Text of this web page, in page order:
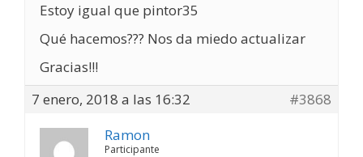
Estoy igual que pintor35
Qué hacemos??? Nos da miedo actualizar
Gracias!!!
7 enero, 2018 a las 16:32
#3868
Ramon
Participante